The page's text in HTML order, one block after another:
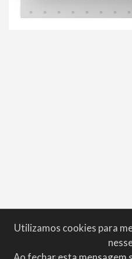
Utilizamos cookies para